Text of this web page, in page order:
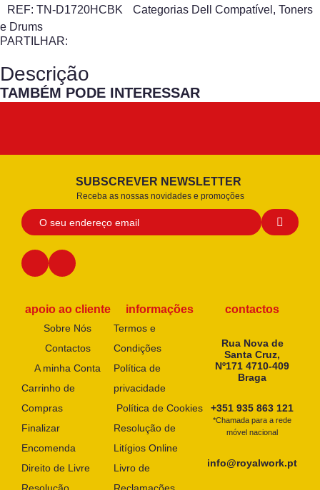
REF: TN-D1720HCBK Categorias Dell Compatível , Toners
e Drums
PARTILHAR:
Descrição
TAMBÉM PODE INTERESSAR
SUBSCREVER NEWSLETTER
Receba as nossas novidades e promoções
apoio ao cliente
Sobre Nós
Contactos
A minha Conta
Carrinho de
Compras
Finalizar
Encomenda
Direito de Livre
informações
Termos e
Condições
Política de
privacidade
Política de Cookies
Resolução de
Litígios Online
Livro de
contactos
Rua Nova de
Santa Cruz,
Nº171 4710-409
Braga
+351 935 863 121
*Chamada para a rede
móvel nacional
info@royalwork.pt